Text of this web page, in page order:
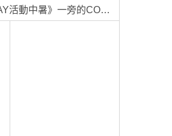
《COSPLAY活動中暑》一旁的COSER見狀幫忙叫救護車 卻被工作人員嫌棄了